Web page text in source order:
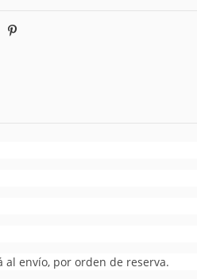
al envío, por orden de reserva.